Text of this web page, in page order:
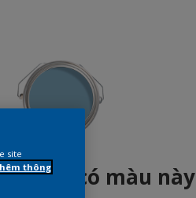
phẩm có màu này
site
thông